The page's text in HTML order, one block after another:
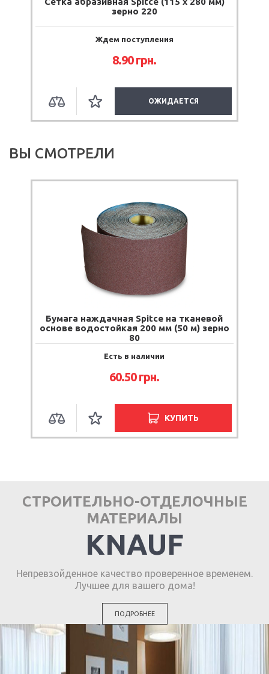
зерно 220
Ждем поступления
8.90грн.
ОЖИДАЕТСЯ
ВЫ СМОТРЕЛИ
Бумага наждачная Spitce на тканевой
основе водостойкая 200 мм (50 м) зерно
80
Есть в наличии
60.50грн.
КУПИТЬ
СТРОИТЕЛЬНО-ОТДЕЛОЧНЫЕ
МАТЕРИАЛЫ
KNAUF
Непревзойденное качество проверенное временем.
Лучшее для вашего дома!
ПОДРОБНЕЕ